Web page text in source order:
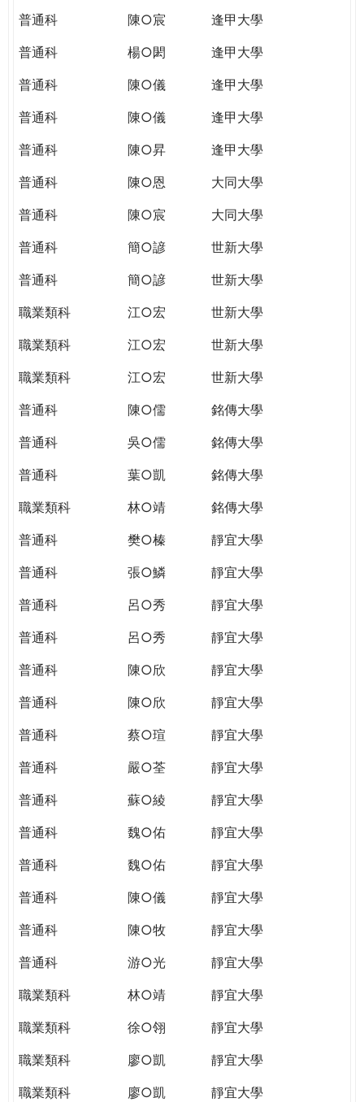
普通科 陳○宸
逢甲大學
普通科
楊○閎
逢甲大學
普通科
陳○儀
逢甲大學
普通科
陳○儀
逢甲大學
普通科
陳○昇
逢甲大學
普通科
陳○恩
大同大學
普通科
陳○宸
大同大學
普通科
簡○諺
世新大學
普通科
簡○諺
世新大學
職業類科
江○宏
世新大學
職業類科
江○宏
世新大學
職業類科
江○宏
世新大學
普通科
陳○儒
銘傳大學
普通科
吳○儒
銘傳大學
普通科
葉○凱
銘傳大學
職業類科
林○靖
銘傳大學
普通科
樊○榛
靜宜大學
普通科
張○鱗
靜宜大學
普通科
呂○秀
靜宜大學
普通科
呂○秀
靜宜大學
普通科
陳○欣
靜宜大學
普通科
陳○欣
靜宜大學
普通科
蔡○瑄
靜宜大學
普通科
嚴○荃
靜宜大學
普通科
蘇○綾
靜宜大學
普通科
魏○佑
靜宜大學
普通科
魏○佑
靜宜大學
普通科
陳○儀
靜宜大學
普通科
陳○牧
靜宜大學
普通科
游○光
靜宜大學
職業類科
林○靖
靜宜大學
職業類科
徐○翎
靜宜大學
職業類科
廖○凱
靜宜大學
職業類科
廖○凱
靜宜大學